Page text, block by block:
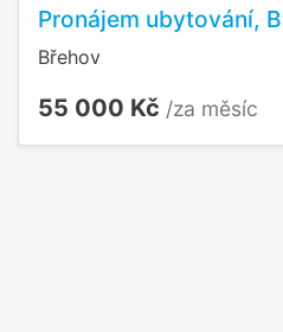
Pronájem ubytování,
Břehov
55 000 Kč /za měsíc